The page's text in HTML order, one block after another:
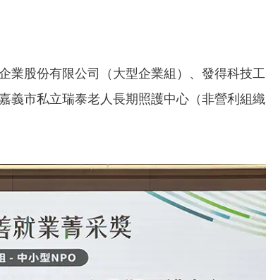
業股份有限公司（大型企業組）、發得科技工
義市私立瑞泰老人長期照護中心（非營利組織